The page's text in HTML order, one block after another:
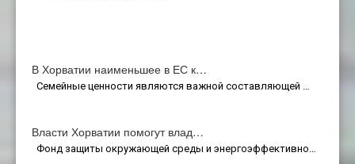
В Хорватии наименьшее в ЕС к…
Семейные ценности являются важной составляющей …
Власти Хорватии помогут влад…
Фонд защиты окружающей среды и энергоэффективно…